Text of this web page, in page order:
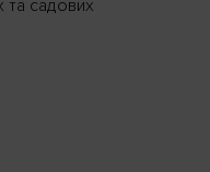
та садових